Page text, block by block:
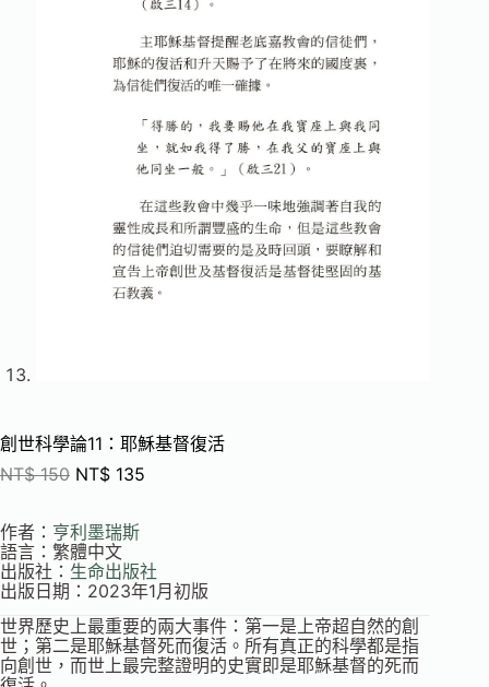
創世科學論11：耶穌基督復活
NT$150 NT$ 135
作者： 亨利墨瑞斯
語言：繁體中文
出版社： 生命出版社
出版日期：2023年1月初版
世界歷史上最重要的兩大事件：第一是上帝超自然的創
世；第二是耶穌基督死而復活。所有真正的科學都是指
向創世，而世上最完整證明的史實即是耶穌基督的死而